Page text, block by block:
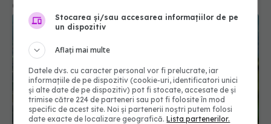
02 sep 2024, 14:49
Stocarea și/sau accesarea informațiilor de pe
un dispozitiv
Aflați mai multe
Datele dvs. cu caracter personal vor fi prelucrate, iar
informațiile de pe dispozitiv (cookie-uri, identificatori unici
și alte date de pe dispozitiv) pot fi stocate, accesate de și
trimise către 224 de parteneri sau pot fi folosite în mod
specific de acest site. Noi și partenerii noștri putem folosi
date exacte de localizare geografică.Lista partenerilor.